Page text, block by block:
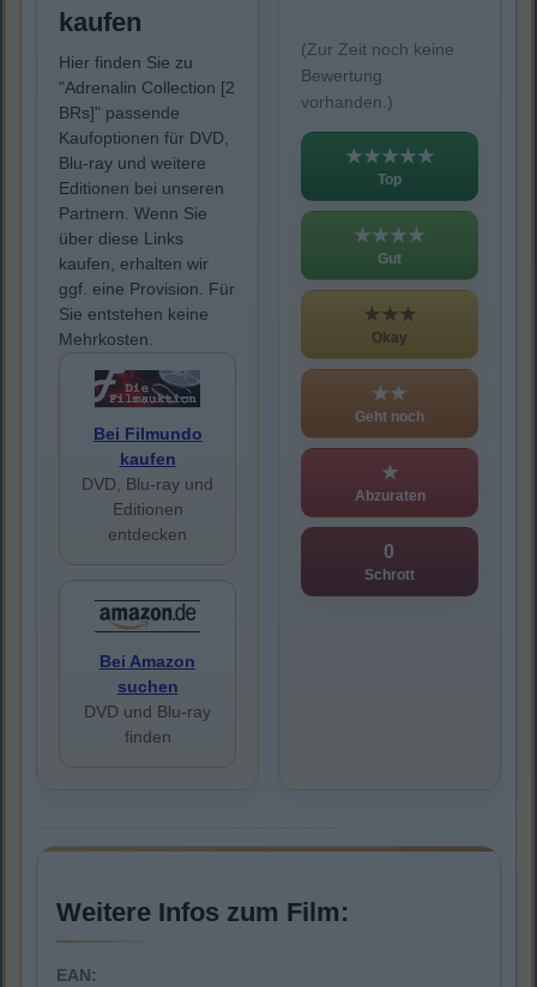
kaufen
Hier finden Sie zu
"Adrenalin Collection [2
BRs]" passende
Kaufoptionen für DVD,
Blu-ray und weitere
Editionen bei unseren
Partnern. Wenn Sie
über diese Links
kaufen, erhalten wir
ggf. eine Provision. Für
Sie entstehen keine
Mehrkosten.
Bei Filmundo
kaufen
DVD, Blu-ray und
Editionen
entdecken
Bei Amazon
suchen
DVD und Blu-ray
finden
(Zur Zeit noch keine
Bewertung
vorhanden.)
★★★★★
Top
★★★★
Gut
★★★
Okay
★★
Geht noch
★
Abzuraten
0
Schrott
Weitere Infos zum Film:
EAN: